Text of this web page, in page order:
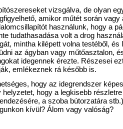
vizsgálva, de olyan
amikor műtét során
használunk, hogy a
tudathasadása volt a drog
mintha kilépett volna testéből, és
az ágyban vagy műtőasztalon,
idegennek érezte. Részesei
emlékeznek rá később is.
hogy az idegrendszer
helyzetet, hogy a legkisebb
a szoba bútorzatára
kívül? Álom vagy valóság?